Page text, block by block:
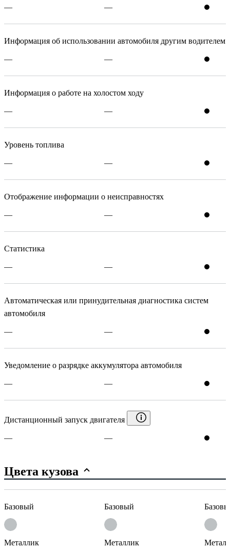
— —
Информация об использовании автомобиля другим водителем
— —
Информация о работе на холостом ходу
— —
Уровень топлива
— —
Отображение информации о неисправностях
— —
Статистика
— —
Автоматическая или принудительная диагностика систем
автомобиля
— —
Уведомление о разрядке аккумулятора автомобиля
— —
Дистанционный запуск двигателя
— —
Цвета кузова
Базовый
Металлик
Базовый
Металлик